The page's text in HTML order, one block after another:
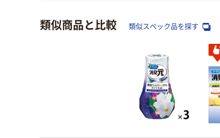
類似商品と比較 類似スペック品を探す